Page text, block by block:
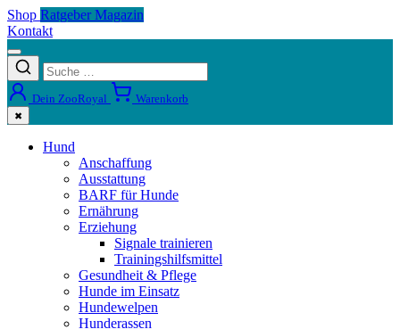
Shop Ratgeber Magazin
Kontakt
Dein ZooRoyal Warenkorb
✖
Hund
Anschaffung
Ausstattung
BARF für Hunde
Ernährung
Erziehung
Signale trainieren
Trainingshilfsmittel
Gesundheit & Pflege
Hunde im Einsatz
Hundewelpen
Hunderassen